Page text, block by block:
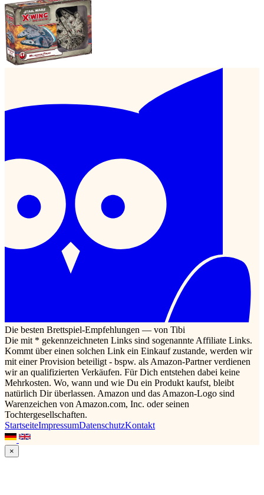
Die besten Brettspiel-Empfehlungen — von Tibi
Die mit * gekennzeichneten Links sind sogenannte Affiliate Links.
Kommt über einen solchen Link ein Einkauf zustande, werden wir
mit einer Provision beteiligt - bspw. als Amazon-Partner verdienen
wir an qualifizierten Verkäufen. Für Dich entstehen dabei keine
Mehrkosten. Wo, wann und wie Du ein Produkt kaufst, bleibt
natürlich Dir überlassen. Amazon und das Amazon-Logo sind
Warenzeichen von Amazon.com, Inc. oder seinen
Tochtergesellschaften.
StartseiteImpressumDatenschutzKontakt
×